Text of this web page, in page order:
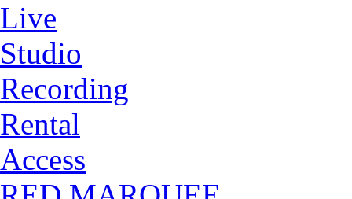
Live
Studio
Recording
Rental
Access